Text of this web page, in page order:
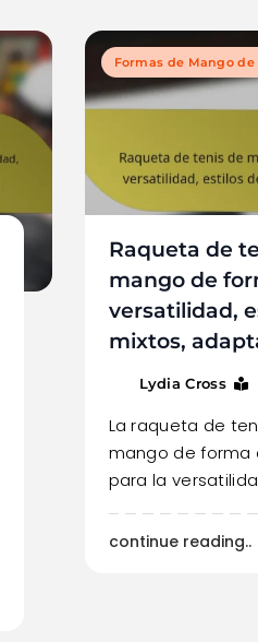
Formas de Mango de
Raqueta de
mango de
versatilidad,
mixtos,
Lydia Cross
La raqueta de
mango de forma
para la
continue reading..